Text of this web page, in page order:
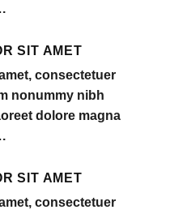
SIT AMET
consectetuer
nonummy nibh
dolore magna
SIT AMET
consectetuer